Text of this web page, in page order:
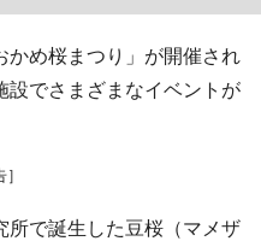
め桜まつり」が開催され
設でさまざまなイベントが
で誕生した豆桜（マメザ